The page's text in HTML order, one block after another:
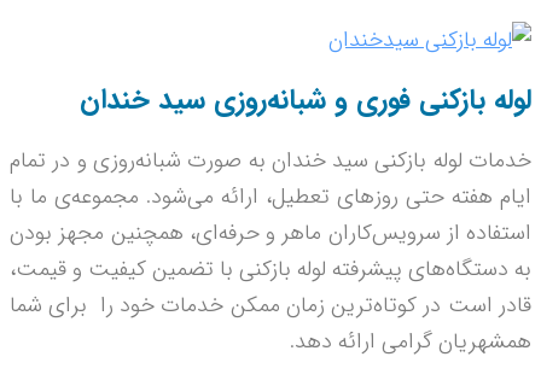
لوله بازکنی فوری و شبانه‌روزی سید خندان
خدمات لوله بازکنی سید خندان به صورت شبانه‌­روزی و در تمام
ایام هفته حتی روزهای تعطیل، ارائه می‌شود. مجموعه­‌ی ما با
استفاده از سرویس‌کاران ماهر و حرفه‌­ای، همچنین مجهز بودن
به دستگاه‌های پیشرفته لوله بازکنی با تضمین کیفیت و قیمت،
قادر است در کوتاه‌ترین زمان ممکن خدمات خود را برای شما
همشهریان گرامی ارائه دهد.